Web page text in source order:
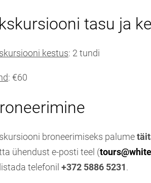
tasu ja
kestus: 2 tundi
: €60
broneerimiseks palume
ühendust e-posti teel (
telefonil +372 5886 5231.